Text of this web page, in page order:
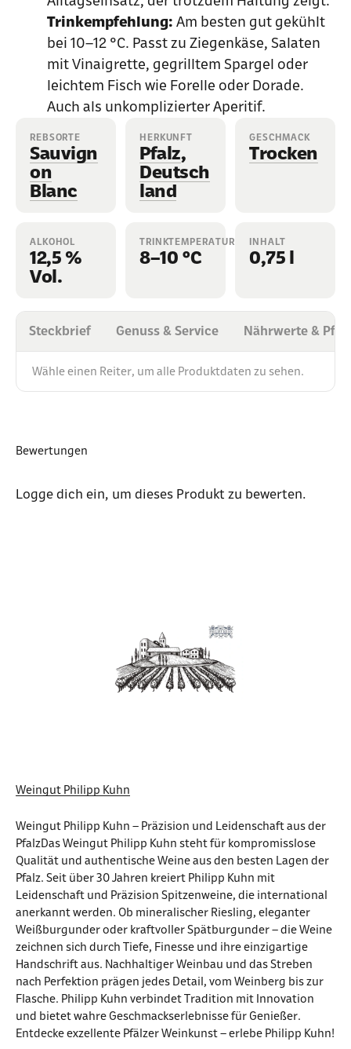
Trinkempfehlung: Am besten gut gekühlt
bei 10–12 °C. Passt zu Ziegenkäse, Salaten
mit Vinaigrette, gegrilltem Spargel oder
leichtem Fisch wie Forelle oder Dorade.
Auch als unkomplizierter Aperitif.
REBSORTE
Sauvign
on
Blanc
HERKUNFT
Pfalz,
Deutsch
land
GESCHMACK
Trocken
ALKOHOL
12,5 %
Vol.
TRINKTEMPERATUR
8–10 °C
INHALT
0,75 l
Steckbrief Genuss & Service Nährwerte &
Wähle einen Reiter, um alle Produktdaten zu sehen.
Bewertungen
Logge dich ein, um dieses Produkt zu bewerten.
Weingut Philipp Kuhn
Weingut Philipp Kuhn – Präzision und Leidenschaft aus der
PfalzDas Weingut Philipp Kuhn steht für kompromisslose
Qualität und authentische Weine aus den besten Lagen der
Pfalz. Seit über 30 Jahren kreiert Philipp Kuhn mit
Leidenschaft und Präzision Spitzenweine, die international
anerkannt werden. Ob mineralischer Riesling, eleganter
Weißburgunder oder kraftvoller Spätburgunder – die Weine
zeichnen sich durch Tiefe, Finesse und ihre einzigartige
Handschrift aus. Nachhaltiger Weinbau und das Streben
nach Perfektion prägen jedes Detail, vom Weinberg bis zur
Flasche. Philipp Kuhn verbindet Tradition mit Innovation
und bietet wahre Geschmackserlebnisse für Genießer.
Entdecke exzellente Pfälzer Weinkunst – erlebe Philipp Kuhn!